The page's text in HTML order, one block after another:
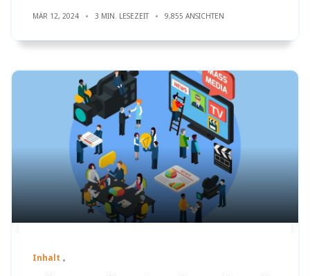
MÄR 12, 2024 3 MIN. LESEZEIT 9,855 ANSICHTEN
Inhalt